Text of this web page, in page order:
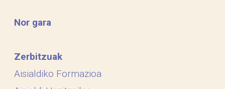
Nor gara
Zerbitzuak
Aisialdiko Formazioa